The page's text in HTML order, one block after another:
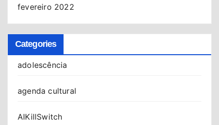
fevereiro 2022
Categories
adolescência
agenda cultural
AIKillSwitch